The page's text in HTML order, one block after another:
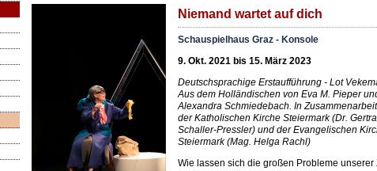
Niemand wartet auf dich
Schauspielhaus Graz - Konsole
9. Okt. 2021 bis 15. März 2023
Deutschsprachige Erstaufführung - Lot
Aus dem Holländischen von Eva M. Pieper
Alexandra Schmiedebach. In
der Katholischen Kirche Steiermark (Dr.
Schaller-Pressler) und der Evangelischen
Steiermark (Mag. Helga Rachl)
Wie lassen sich die großen Probleme unserer